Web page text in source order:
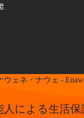
ェネ・ナウェ -
による生活